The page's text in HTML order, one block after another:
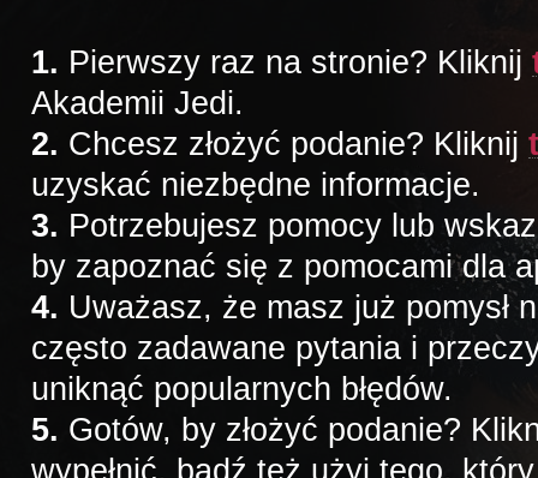
1. Pierwszy raz na stronie? Kliknij
Akademii Jedi.
2. Chcesz złożyć podanie? Kliknij
uzyskać niezbędne informacje.
3. Potrzebujesz pomocy lub
by zapoznać się z pomocami dla
4. Uważasz, że masz już pomysł
często zadawane pytania i
uniknąć popularnych błędów.
5. Gotów, by złożyć podanie?
wypełnić, bądź też użyj tego,